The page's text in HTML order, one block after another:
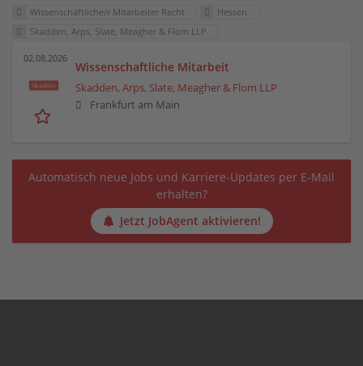
Wissenschaftliche/r Mitarbeiter Recht
Hessen
Skadden, Arps, Slate, Meagher & Flom LLP
02.08.2026
Wissenschaftliche Mitarbeit
Skadden, Arps, Slate, Meagher & Flom LLP
Frankfurt am Main
Automatisch neue Jobs und Karriere-Updates per E-Mail
erhalten?
Jetzt JobAgent aktivieren!